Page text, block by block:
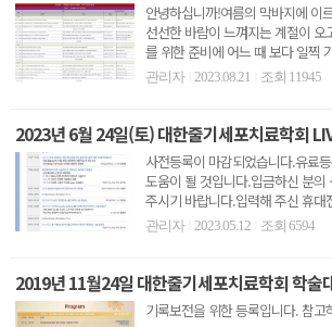
안녕하십니까!여름의 막바지에 이
선선한 바람이 느껴지는 계절이 오
를 위한 준비에 어느 때 보다 일찍
첨부한..
관리자 2023.08.21 조회 11945
2023년 6월 24일(토) 대한줄기세포치료학회
사전등록이 마감되었습니다.유료
도움이 될 것입니다.입금하신 분
주시기 바랍니다.입력해 주신 휴대
발행됩니..
관리자 2023.05.12 조회 6594
2019년 11월24일 대한줄기세포치료학회 학술
기록보전을 위한 등록입니다. 참고